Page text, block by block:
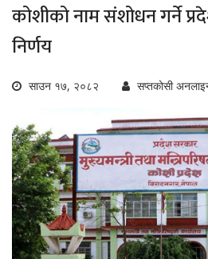
कोशीको नाम संशोधन गर्ने
निर्णय
साउन १७, २०८२ सप्तकोसी